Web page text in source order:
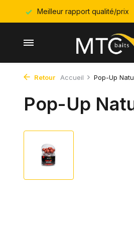
Meilleur rapport qualité/prix
Retour Accueil Pop-Up
Pop-Up